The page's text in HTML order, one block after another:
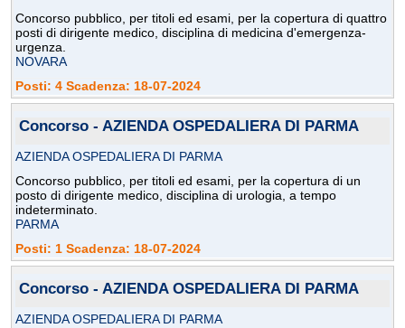
Concorso pubblico, per titoli ed esami, per la copertura di quattro
posti di dirigente medico, disciplina di medicina d'emergenza-
urgenza.
NOVARA
Posti: 4 Scadenza: 18-07-2024
Concorso - AZIENDA OSPEDALIERA DI PARMA
AZIENDA OSPEDALIERA DI PARMA
Concorso pubblico, per titoli ed esami, per la copertura di un
posto di dirigente medico, disciplina di urologia, a tempo
indeterminato.
PARMA
Posti: 1 Scadenza: 18-07-2024
Concorso - AZIENDA OSPEDALIERA DI PARMA
AZIENDA OSPEDALIERA DI PARMA